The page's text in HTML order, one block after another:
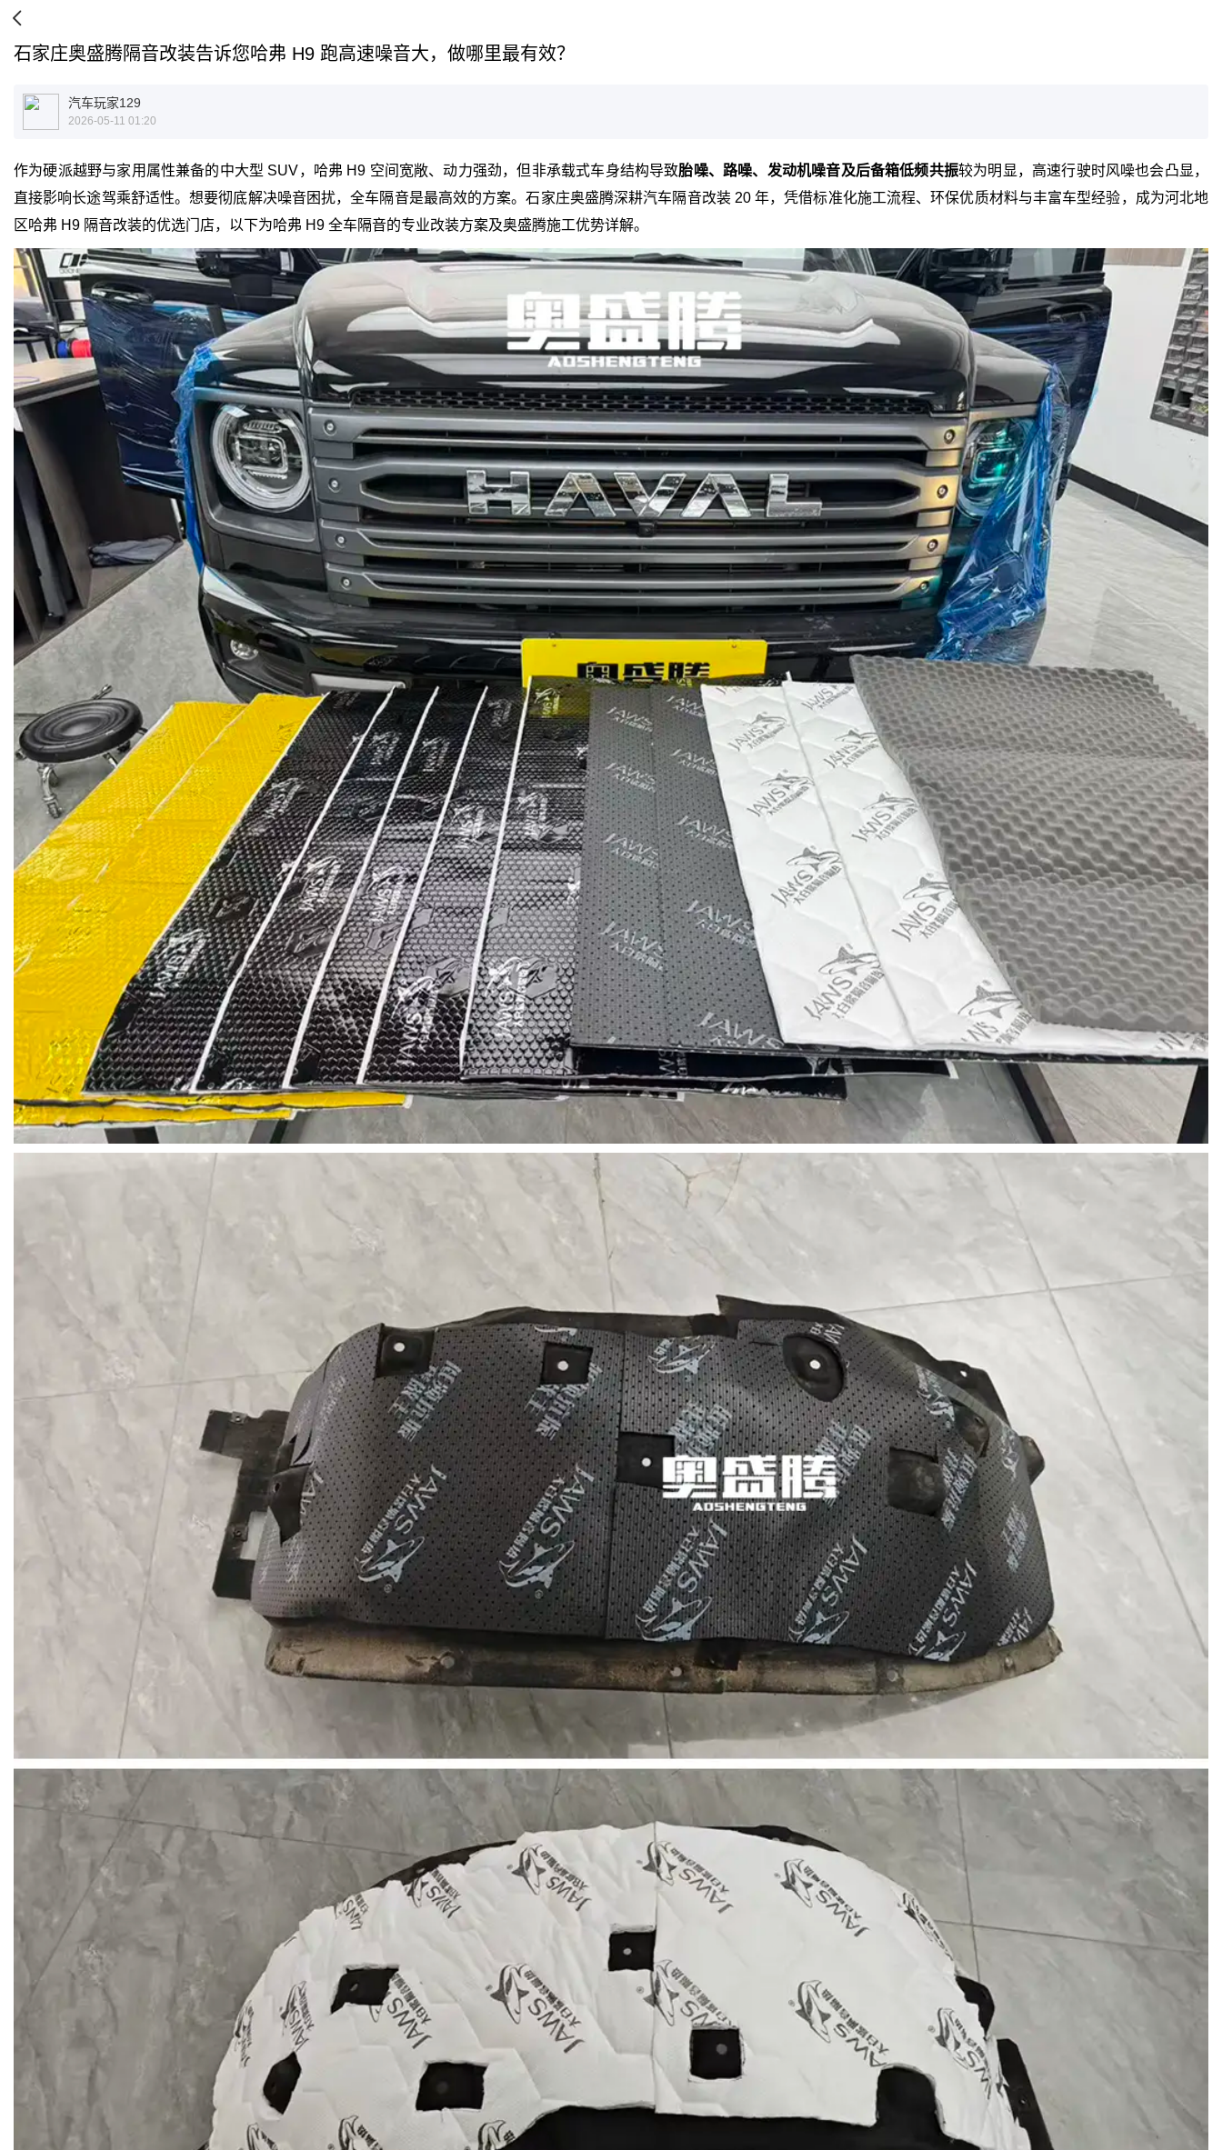
石家庄奥盛腾隔音改装告诉您哈弗 H9 跑高速噪音大，做哪里最有效？
汽车玩家129
2026-05-11 01:20
作为硬派越野与家用属性兼备的中大型 SUV，哈弗 H9 空间宽敞、动力强劲，但非承载式车身结构导致胎噪、路噪、发动机噪音及后备箱低频共振较为明显，高速行驶时风噪也会凸显，
直接影响长途驾乘舒适性。想要彻底解决噪音困扰，全车隔音是最高效的方案。石家庄奥盛腾深耕汽车隔音改装 20 年，凭借标准化施工流程、环保优质材料与丰富车型经验，成为河北地
区哈弗 H9 隔音改装的优选门店，以下为哈弗 H9 全车隔音的专业改装方案及奥盛腾施工优势详解。